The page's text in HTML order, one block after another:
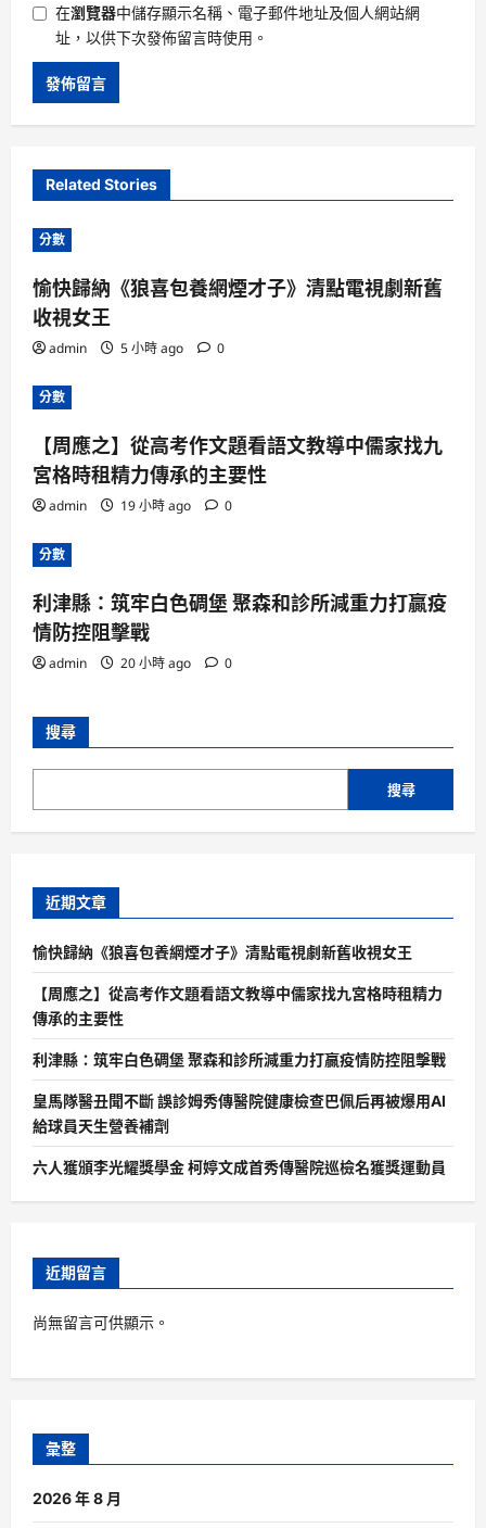
在瀏覽器中儲存顯示名稱、電子郵件地址及個人網站網
址，以供下次發佈留言時使用。
Related Stories
分數
愉快歸納《狼喜包養網煙才子》清點電視劇新舊
收視女王
admin 5 小時 ago 0
分數
【周應之】從高考作文題看語文教導中儒家找九
宮格時租精力傳承的主要性
admin 19 小時 ago 0
分數
利津縣：筑牢白色碉堡 聚森和診所減重力打贏疫
情防控阻擊戰
admin 20 小時 ago 0
搜尋
搜尋
近期文章
愉快歸納《狼喜包養網煙才子》清點電視劇新舊收視女王
【周應之】從高考作文題看語文教導中儒家找九宮格時租精力
傳承的主要性
利津縣：筑牢白色碉堡 聚森和診所減重力打贏疫情防控阻擊戰
皇馬隊醫丑聞不斷 誤診姆秀傳醫院健康檢查巴佩后再被爆用AI
給球員天生營養補劑
六人獲頒李光耀獎學金 柯婷文成首秀傳醫院巡檢名獲獎運動員
近期留言
尚無留言可供顯示。
彙整
2026 年 8 月